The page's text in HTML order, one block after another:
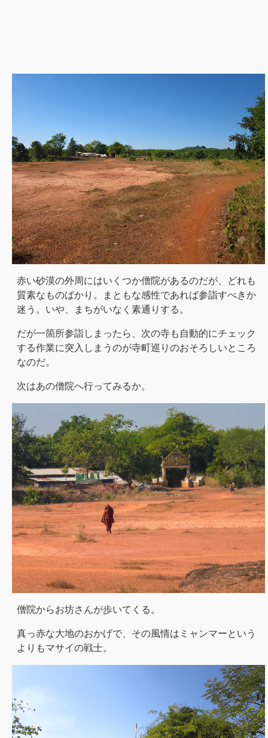
赤い砂漠の外周にはいくつか僧院があるのだが、どれも
質素なものばかり。まともな感性であれば参詣すべきか
迷う。いや、まちがいなく素通りする。
だが一箇所参詣しまったら、次の寺も自動的にチェック
する作業に突入しまうのが寺町巡りのおそろしいところ
なのだ。
次はあの僧院へ行ってみるか。
僧院からお坊さんが歩いてくる。
真っ赤な大地のおかげで、その風情はミャンマーという
よりもマサイの戦士。